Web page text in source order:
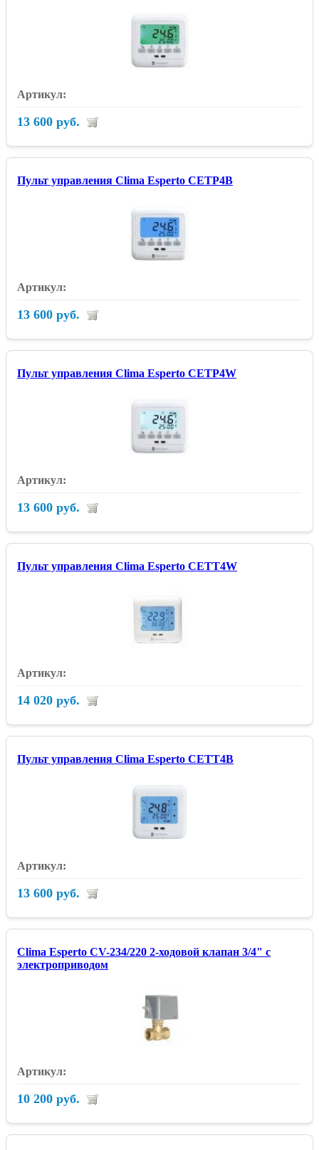
13 600 руб.
Пульт управления Clima Esperto CETP4B
13 600 руб.
Пульт управления Clima Esperto CETP4W
13 600 руб.
Пульт управления Clima Esperto CETT4W
14 020 руб.
Пульт управления Clima Esperto CETT4B
13 600 руб.
Clima Esperto CV-234/220 2-ходовой клапан 3/4" с
электроприводом
10 200 руб.